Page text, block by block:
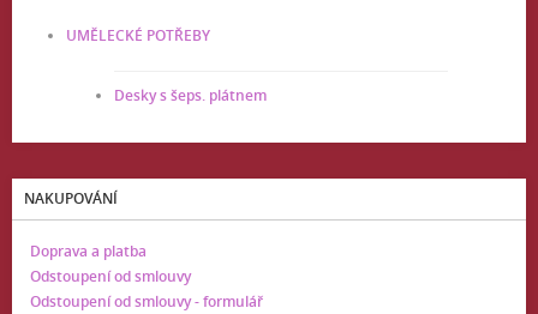
UMĚLECKÉ POTŘEBY
Desky s šeps. plátnem
NAKUPOVÁNÍ
Doprava a platba
Odstoupení od smlouvy
Odstoupení od smlouvy - formulář